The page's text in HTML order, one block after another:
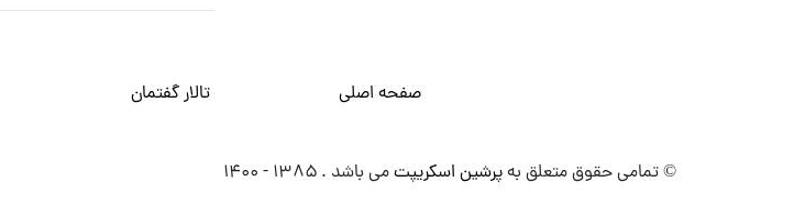
صفحه اصلی تالار گفتمان
© تمامی حقوق متعلق بهپرشین اسکریپتمی باشد . ۱۳۸۵ - ۱۴۰۰